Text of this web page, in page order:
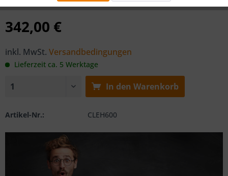
342,00 €
inkl. MwSt. Versandbedingungen
Lieferzeit ca. 5 Werktage
In den Warenkorb
Artikel-Nr.: CLEH600